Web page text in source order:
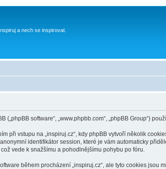
a nech se inspirovat.
(„phpBB software“, „www.phpbb.com“, „phpBB Group“)
při vstupu na „inspiruj.cz“, kdy phpBB vytvoří několik
identifikátor session, které je vám automaticky
vede k snažšímu a pohodlnějšímu pohybu po fóru.
během procházení „inspiruj.cz“, ale tyto cookies